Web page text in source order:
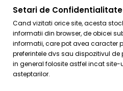
Setari de Confidentialitate
Cand vizitati orice site, acesta
informatii din browser, de obicei
informatii, care pot avea caracter
preferintele dvs sau dispozitivul
in general folosite astfel incat
asteptarilor.